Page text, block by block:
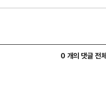
0 개의 댓글 전